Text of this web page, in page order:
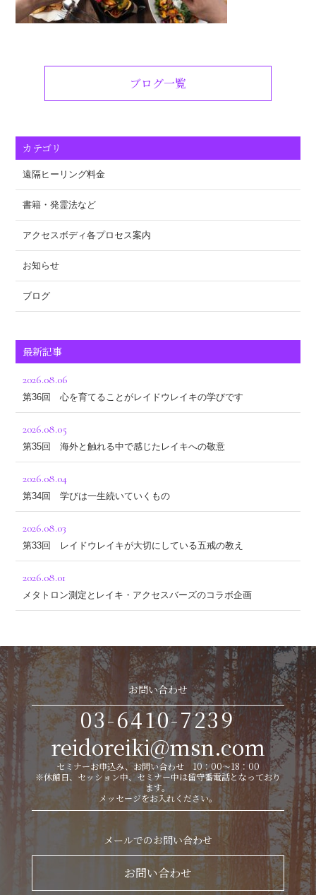
ブログ一覧
カテゴリ
遠隔ヒーリング料金
書籍・発霊法など
アクセスボディ各プロセス案内
お知らせ
ブログ
最新記事
2026.08.06
第36回 心を育てることがレイドウレイキの学びです
2026.08.05
第35回 海外と触れる中で感じたレイキへの敬意
2026.08.04
第34回 学びは一生続いていくもの
2026.08.03
第33回 レイドウレイキが大切にしている五戒の教え
2026.08.01
メタトロン測定とレイキ・アクセスバーズのコラボ企画
お問い合わせ
03-6410-7239
reidoreiki@msn.com
セミナーお申込み、お問い合わせ 10：00～18：00
※休館日、セッション中、セミナー中は留守番電話となっており
ます。
メッセージをお入れください。
メールでのお問い合わせ
お問い合わせ